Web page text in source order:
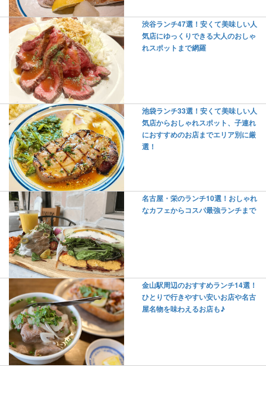
渋谷ランチ47選！安くて美味しい人
気店にゆっくりできる大人のおしゃ
れスポットまで網羅
池袋ランチ33選！安くて美味しい人
気店からおしゃれスポット、子連れ
におすすめのお店までエリア別に厳
選！
名古屋・栄のランチ10選！おしゃれ
なカフェからコスパ最強ランチまで
金山駅周辺のおすすめランチ14選！
ひとりで行きやすい安いお店や名古
屋名物を味わえるお店も♪